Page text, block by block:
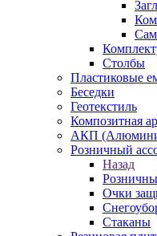
Столбы
Пластиковые
Беседки
Геотекстиль
Композитная
АКП
Розничный
Назад
Очки
Стаканы